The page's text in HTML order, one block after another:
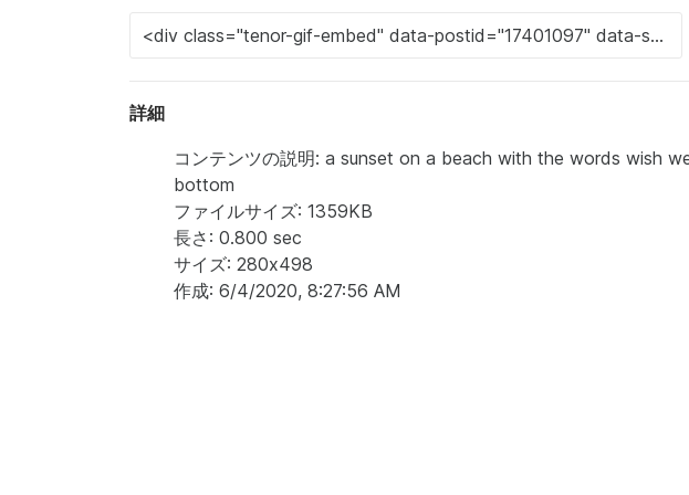
詳細
コンテンツの説明: a sunset on a beach with the words wish
bottom
ファイルサイズ: 1359KB
長さ: 0.800 sec
サイズ: 280x498
作成: 6/4/2020, 8:27:56 AM